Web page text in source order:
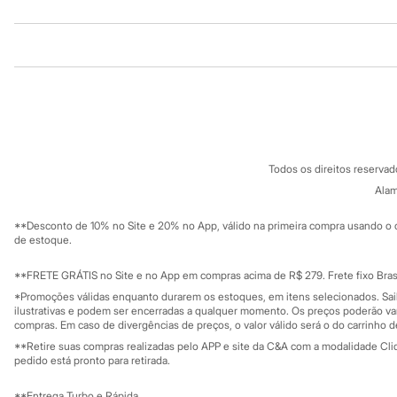
Patrulha Canina
Finalizadores
Shampoo
Cuidados com o corpo
Protetor solar
Tratamento
Cuidados com o rosto
Esfoliante
Hidratante
Mapa do site
Investidores
Privacidade
Configuração de cookies
Minha privacidade
C&A Pay
Sobre o C&A
Governança
Educação
Todos os direitos
**Desconto de 10% no Site e 20% no App, válido na primeira compra usando
de estoque.
**FRETE GRÁTIS no Site e no App em compras acima de R$ 279. Frete fixo
*Promoções válidas enquanto durarem os estoques, em itens selecionados.
ilustrativas e podem ser encerradas a qualquer momento. Os preços poderão
compras. Em caso de divergências de preços, o valor válido será o do carrinho
**Retire suas compras realizadas pelo APP e site da C&A com a modalidade
pedido está pronto para retirada.